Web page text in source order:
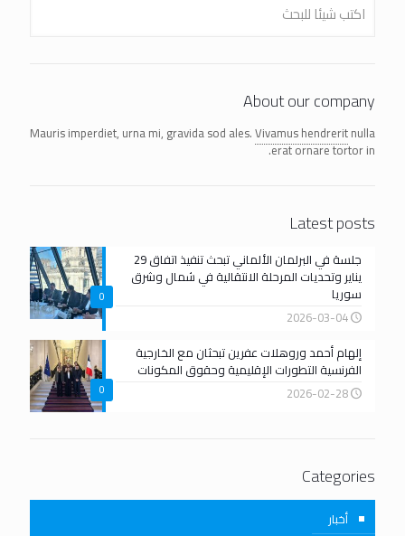
About our company
Mauris imperdiet, urna mi, gravida sod ales.Vivamus hendreritnulla
erat ornare tortor in.
Latest posts
0
جلسة في البرلمان الألماني تبحث تنفيذ اتفاق 29
يناير وتحديات المرحلة الانتقالية في شمال وشرق
سوريا
2026-03-04
0
إلهام أحمد وروهلات عفرين تبحثان مع الخارجية
الفرنسية التطورات الإقليمية وحقوق المكونات
2026-02-28
Categories
أخبار